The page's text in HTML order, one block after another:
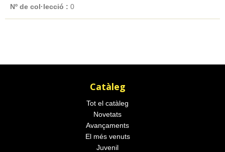
Nº de col·lecció : 0
Catàleg
Tot el catàleg
Novetats
Avançaments
El més venuts
Juvenil